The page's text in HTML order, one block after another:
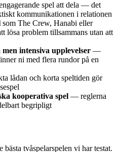
spel att dela — det
kommunikationen i relationen
som The Crew, Hanabi eller
lösa problem tillsammans utan att
intensiva upplevelser —
ni med flera rundor på en
lådan och korta speltiden gör
kooperativa spel — reglerna
begripligt
tvåspelarspelen vi har testat.